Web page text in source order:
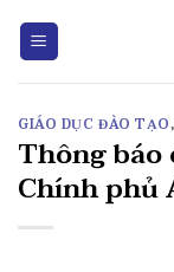
GIÁO DỤC ĐÀO TẠO
Thông
Chính phủ